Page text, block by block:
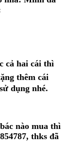
cả hai cái thì
thêm cái
dụng nhé.
nào mua thì
thks đã